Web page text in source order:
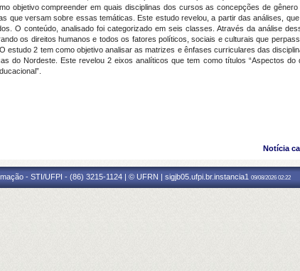
objetivo compreender em quais disciplinas dos cursos as concepções de
que versam sobre essas temáticas. Este estudo revelou, a partir das análises,
O conteúdo, analisado foi categorizado em seis classes. Através da análise
os direitos humanos e todos os fatores políticos, sociais e culturais que
2 tem como objetivo analisar as matrizes e ênfases curriculares das
do Nordeste. Este revelou 2 eixos analíticos que tem como títulos “Aspectos do
Notícia
- STI/UFPI - (86) 3215-1124 | © UFRN | sigjb05.ufpi.br.instancia1 09/08/2026 02:22